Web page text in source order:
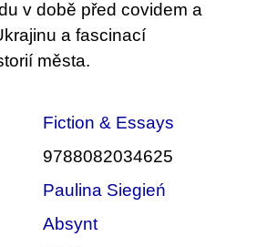
v době před covidem a
a fascinací
města.
Fiction & Essays
9788082034625
Paulina Siegień
Absynt